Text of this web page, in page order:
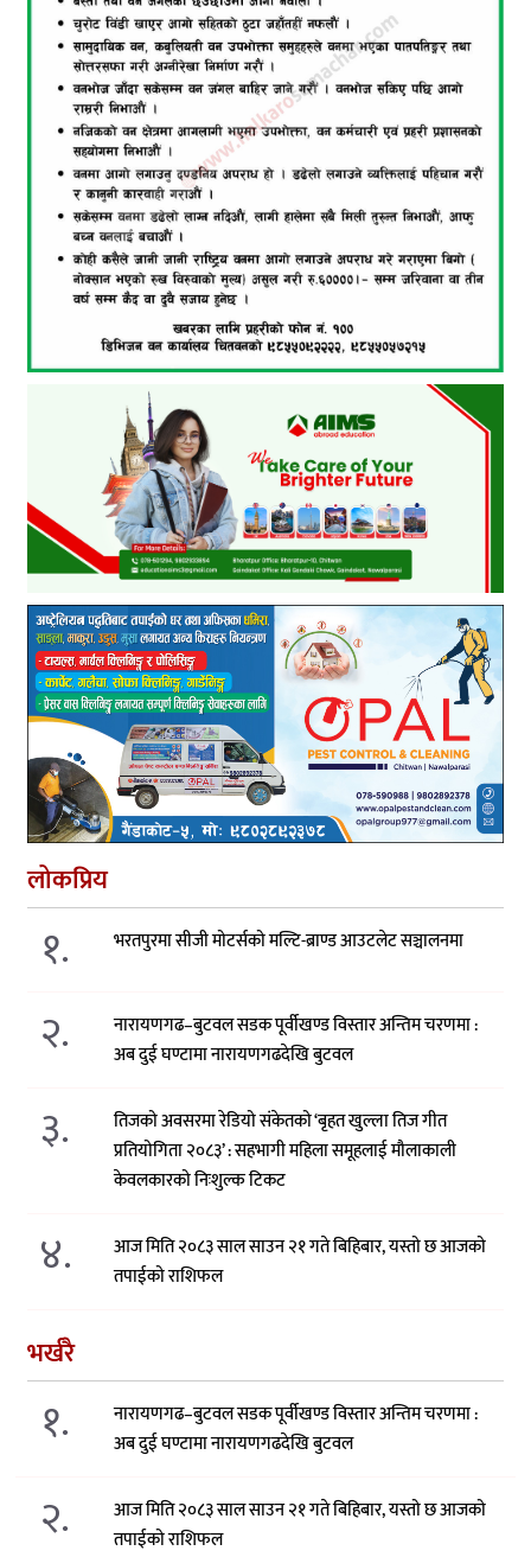
लोकप्रिय
१. भरतपुरमा सीजी मोटर्सको मल्टि-ब्राण्ड आउटलेट सञ्चालनमा
२.
नारायणगढ–बुटवल सडक पूर्वीखण्ड विस्तार अन्तिम चरणमा :
अब दुई घण्टामा नारायणगढदेखि बुटवल
३.
तिजको अवसरमा रेडियो संकेतको ‘बृहत खुल्ला तिज गीत
प्रतियोगिता २०८३’ : सहभागी महिला समूहलाई मौलाकाली
केवलकारको निःशुल्क टिकट
४.
आज मिति २०८३ साल साउन २१ गते बिहिबार, यस्तो छ आजको
तपाईको राशिफल
भर्खरै
१.
नारायणगढ–बुटवल सडक पूर्वीखण्ड विस्तार अन्तिम चरणमा :
अब दुई घण्टामा नारायणगढदेखि बुटवल
२.
आज मिति २०८३ साल साउन २१ गते बिहिबार, यस्तो छ आजको
तपाईको राशिफल